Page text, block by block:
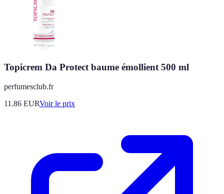
Topicrem Da Protect baume émollient 500 ml
perfumesclub.fr
11.86 EURVoir le prix